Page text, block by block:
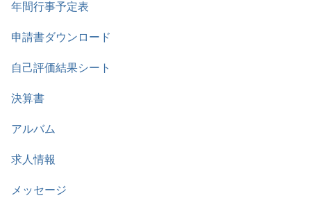
年間行事予定表
申請書ダウンロード
自己評価結果シート
決算書
アルバム
求人情報
メッセージ